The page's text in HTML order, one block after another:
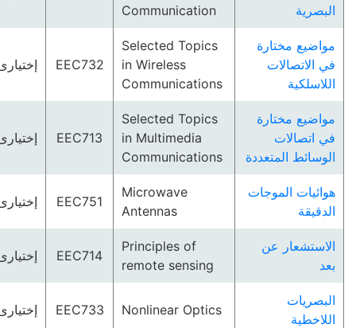
البصرية
Communication
مواضيع مختارة
في الاتصالات
اللاسلكية
Selected Topics
in Wireless
Communications
EEC732 إختيارى
مواضيع مختارة
في اتصالات
الوسائط المتعددة
Selected Topics
in Multimedia
Communications
EEC713 إختيارى
هوائيات الموجات
الدقيقة
Microwave
Antennas
EEC751 إختيارى
الاستشعار عن
بعد
Principles of
remote sensing
EEC714 إختيارى
البصريات
اللاخطية
Nonlinear Optics
EEC733 إختيارى